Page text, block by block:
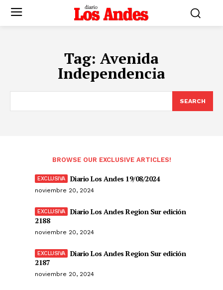
Tag: Avenida
Independencia
SEARCH
BROWSE OUR EXCLUSIVE ARTICLES!
Diario Los Andes 19/08/2024
noviembre 20, 2024
Diario Los Andes Region Sur edición
2188
noviembre 20, 2024
Diario Los Andes Region Sur edición
2187
noviembre 20, 2024